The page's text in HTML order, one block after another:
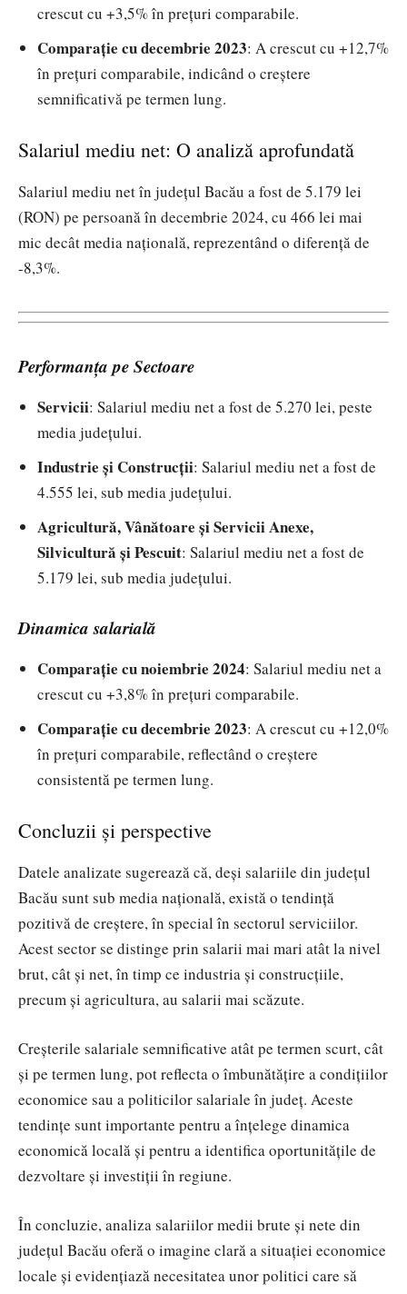
crescut cu +3,5% în prețuri comparabile.
Comparație cu decembrie 2023: A crescut cu +12,7%
în prețuri comparabile, indicând o creștere
semnificativă pe termen lung.
Salariul mediu net: O analiză aprofundată
Salariul mediu net în județul Bacău a fost de 5.179 lei
(RON) pe persoană în decembrie 2024, cu 466 lei mai
mic decât media națională, reprezentând o diferență de
-8,3%.
Performanța pe Sectoare
Servicii: Salariul mediu net a fost de 5.270 lei, peste
media județului.
Industrie și Construcții: Salariul mediu net a fost de
4.555 lei, sub media județului.
Agricultură, Vânătoare și Servicii Anexe,
Silvicultură și Pescuit: Salariul mediu net a fost de
5.179 lei, sub media județului.
Dinamica salarială
Comparație cu noiembrie 2024: Salariul mediu net a
crescut cu +3,8% în prețuri comparabile.
Comparație cu decembrie 2023: A crescut cu +12,0%
în prețuri comparabile, reflectând o creștere
consistentă pe termen lung.
Concluzii și perspective
Datele analizate sugerează că, deși salariile din județul
Bacău sunt sub media națională, există o tendință
pozitivă de creștere, în special în sectorul serviciilor.
Acest sector se distinge prin salarii mai mari atât la nivel
brut, cât și net, în timp ce industria și construcțiile,
precum și agricultura, au salarii mai scăzute.
Creșterile salariale semnificative atât pe termen scurt, cât
și pe termen lung, pot reflecta o îmbunătățire a condițiilor
economice sau a politicilor salariale în județ. Aceste
tendințe sunt importante pentru a înțelege dinamica
economică locală și pentru a identifica oportunitățile de
dezvoltare și investiții în regiune.
În concluzie, analiza salariilor medii brute și nete din
județul Bacău oferă o imagine clară a situației economice
locale și evidențiază necesitatea unor politici care să